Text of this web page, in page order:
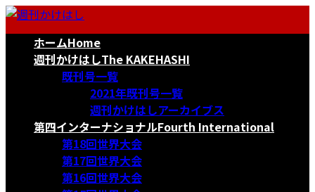
コ
ナ
ホームHome
週刊かけはしThe KAKEHASHI
既刊号一覧
2021年既刊号一覧
週刊かけはしアーカイブス
第四インターナショナルFourth International
第18回世界大会
第17回世界大会
第16回世界大会